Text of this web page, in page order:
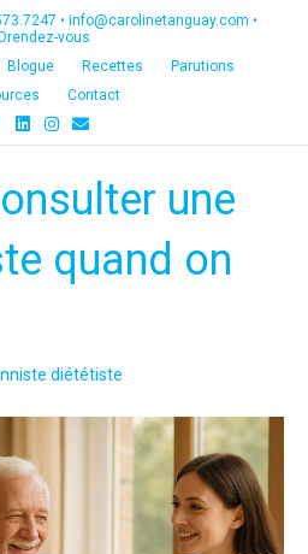
• info@carolinetanguay.com •
vous
Blogue Recettes
Parutions
Contact
n
d
i
s
g
m
E
m
a
une
quand on
diététiste